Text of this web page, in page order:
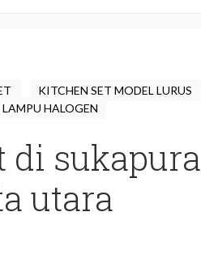
KITCHEN SET MODEL LURUS
LAMPU HALOGEN
di sukapura
utara